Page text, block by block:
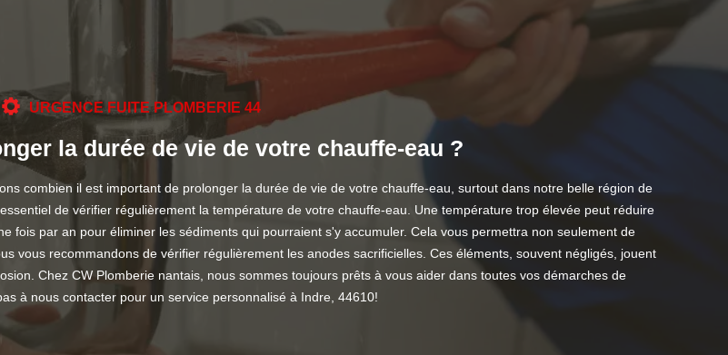
URGENCE FUITE PLOMBERIE 44
la durée de vie de votre chauffe-eau ?
combien il est important de prolonger la durée de vie de votre chauffe-eau, surtout dans notre belle région de
de vérifier régulièrement la température de votre chauffe-eau. Une température trop élevée peut réduire
fois par an pour éliminer les sédiments qui pourraient s'y accumuler. Cela vous permettra non seulement de
vous recommandons de vérifier régulièrement les anodes sacrificielles. Ces éléments, souvent négligés, jouent
Chez CW Plomberie nantais, nous sommes toujours prêts à vous aider dans toutes vos démarches de
à nous contacter pour un service personnalisé à Indre, 44610!